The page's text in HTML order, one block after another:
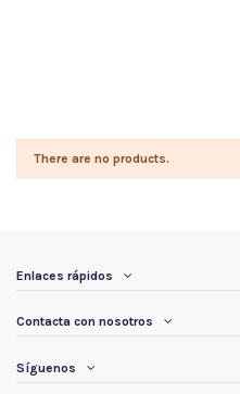
There are no products.
Enlaces rápidos
Contacta con nosotros
Síguenos